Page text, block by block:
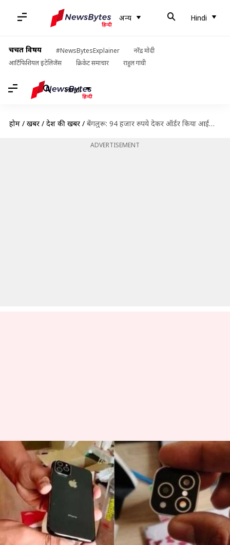
अन्य Hindi
चर्चित विषय #NewsBytesExplainer
नरेंद्र मोदी
आर्टिफिशियल इंटेलिजेंस
क्रिकेट समाचार राहुल गांधी
Hindi
होम / खबरें / देश की खबरें / बेंगलुरू: 94 हजार रुपये देकर ऑर्डर किया आईफोन 11 प्रो, पार्सल में मिला नकली फोन
ADVERTISEMENT
बेंगलुरू: 94 हजार रुपये देकर ऑर्डर
किया आईफोन 11 प्रो, पार्सल में
मिला नकली फोन
प्रमोद कुमार Dec 16, 2019 02:36 pm
क्या है खबर?